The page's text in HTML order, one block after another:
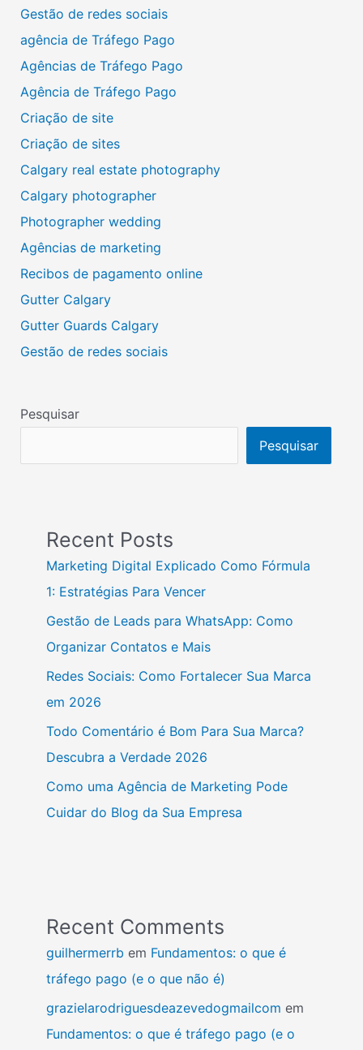
Gestão de redes sociais
agência de Tráfego Pago
Agências de Tráfego Pago
Agência de Tráfego Pago
Criação de site
Criação de sites
Calgary real estate photography
Calgary photographer
Photographer wedding
Agências de marketing
Recibos de pagamento online
Gutter Calgary
Gutter Guards Calgary
Gestão de redes sociais
Pesquisar
Pesquisar
Recent Posts
Marketing Digital Explicado Como Fórmula
1: Estratégias Para Vencer
Gestão de Leads para WhatsApp: Como
Organizar Contatos e Mais
Redes Sociais: Como Fortalecer Sua Marca
em 2026
Todo Comentário é Bom Para Sua Marca?
Descubra a Verdade 2026
Como uma Agência de Marketing Pode
Cuidar do Blog da Sua Empresa
Recent Comments
guilhermerrb em Fundamentos: o que é
tráfego pago (e o que não é)
grazielarodriguesdeazevedogmailcom em
Fundamentos: o que é tráfego pago (e o